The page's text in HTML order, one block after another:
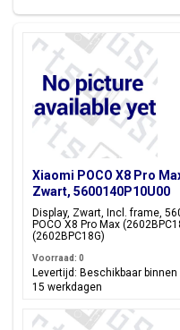
Xiaomi POCO X8 Pro
Zwart, 5600140P10U00
Display, Zwart, Incl. frame,
POCO X8 Pro Max
(2602BPC18G)
Voorraad: 0
Levertijd: Beschikbaar binnen
15 werkdagen